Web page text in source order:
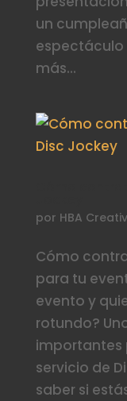
un
espectáculo
más...
por HBA
Cómo
para tu
evento y
rotundo?
importantes
servicio de
saber si